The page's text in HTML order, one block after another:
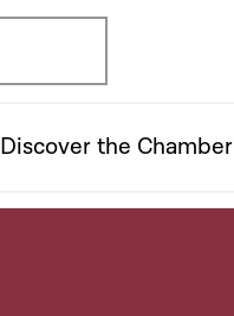
Discover the Chamber